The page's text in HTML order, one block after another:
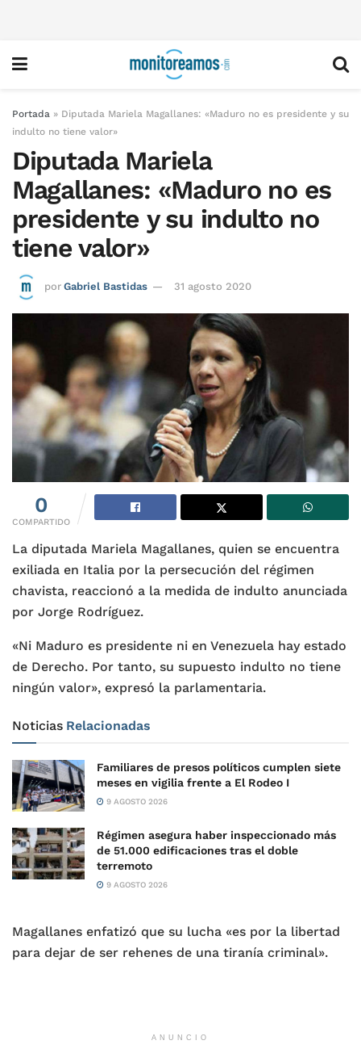
Portada » Diputada Mariela Magallanes: «Maduro no es presidente y su
indulto no tiene valor»
Diputada Mariela
Magallanes: «Maduro no es
presidente y su indulto no
tiene valor»
por Gabriel Bastidas 31 agosto 2020
0
COMPARTIDO
La diputada Mariela Magallanes, quien se encuentra
exiliada en Italia por la persecución del régimen
chavista, reaccionó a la medida de indulto anunciada
por Jorge Rodríguez.
«Ni Maduro es presidente ni en Venezuela hay estado
de Derecho. Por tanto, su supuesto indulto no tiene
ningún valor», expresó la parlamentaria.
Noticias Relacionadas
Familiares de presos políticos cumplen siete
meses en vigilia frente a El Rodeo I
9 AGOSTO 2026
Régimen asegura haber inspeccionado más
de 51.000 edificaciones tras el doble
terremoto
9 AGOSTO 2026
Magallanes enfatizó que su lucha «es por la libertad
para dejar de ser rehenes de una tiranía criminal».
ANUNCIO